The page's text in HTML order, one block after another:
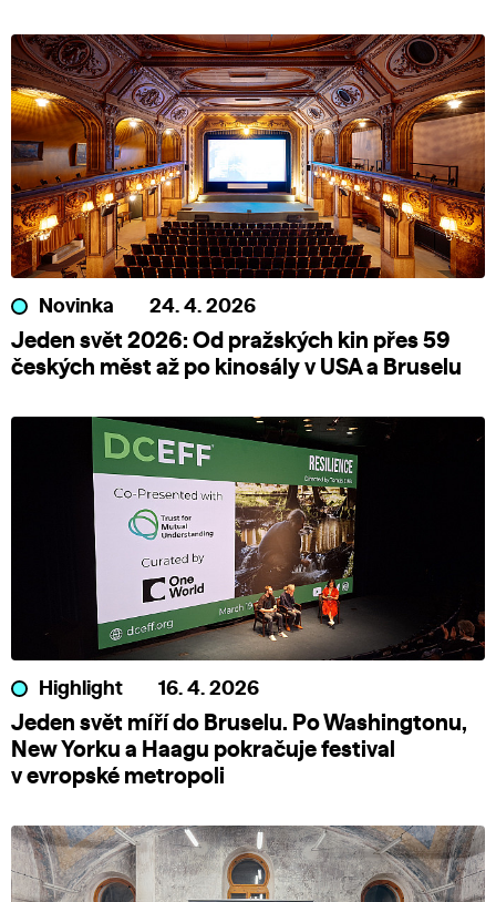
Novinka 24. 4. 2026
Jeden svět 2026: Od pražských kin přes 59
českých měst až po kinosály v USA a Bruselu
Highlight 16. 4. 2026
Jeden svět míří do Bruselu. Po Washingtonu,
New Yorku a Haagu pokračuje festival
v evropské metropoli